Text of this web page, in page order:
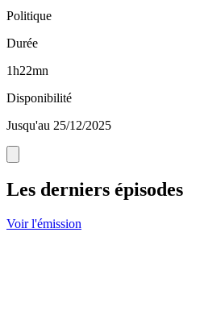
Politique
Durée
1h22mn
Disponibilité
Jusqu'au 25/12/2025
Les derniers épisodes
Voir l'émission